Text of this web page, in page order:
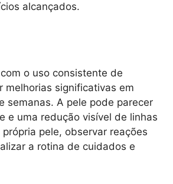
alcançados.
o uso consistente de
melhorias significativas em
semanas. A pele pode parecer
e uma redução visível de linhas
pele, observar reações
a rotina de cuidados e